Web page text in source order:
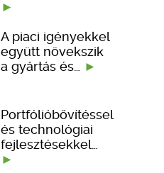
A piaci igényekkel
együtt növekszik
a gyártás és…
Portfólióbővítéssel
és technológiai
fejlesztésekkel…